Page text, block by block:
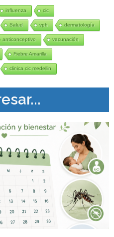
influenza cic
Salud vph dermatología
anticonceptivo vacunación
Fiebre Amarilla
clinica cic medellin